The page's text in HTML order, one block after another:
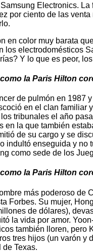
Electronics.
por ciento de las
en color muy barata
los electrodomésticos
Y lo que es peor,
la Paris Hilton
de pulmón en 1987
en el clan familiar
tribunales el año
en la que también
de su cargo y se
indultó enseguida y
como sede de los
la Paris Hilton
más poderoso de
Forbes. Su mujer,
de dólares),
la vida por amor.
también lloren,
tres hijos (un varón
Texas.